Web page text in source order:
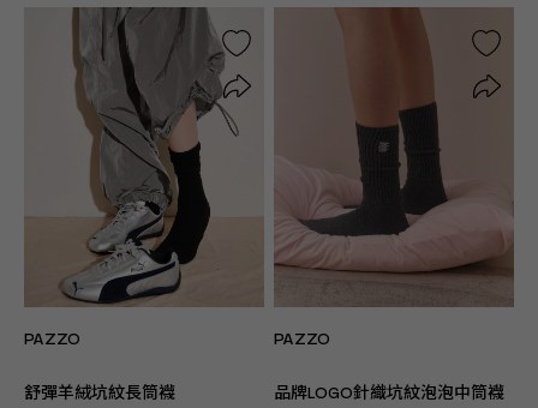
PAZZO
舒彈羊絨坑紋長筒襪
PAZZO
品牌LOGO針織坑紋泡泡中筒襪